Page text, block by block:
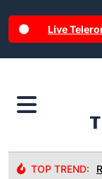
Live
TOP TREND: